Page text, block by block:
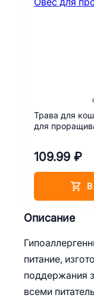
Описание
питание,
поддержания
всеми
Трава для
для
109.99 ₽
В